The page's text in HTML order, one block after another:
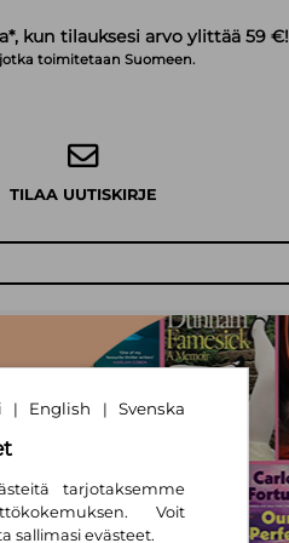
kun tilauksesi arvo ylittää 59 €!
toimitetaan Suomeen.
TILAA UUTISKIRJE
| English | Svenska
tarjotaksemme
Voit
sallimasi evästeet.